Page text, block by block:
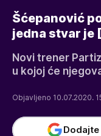
Šćepanović
jedna stvar je
Novi trener
u kojoj će
Objavljeno 10.07.2020.